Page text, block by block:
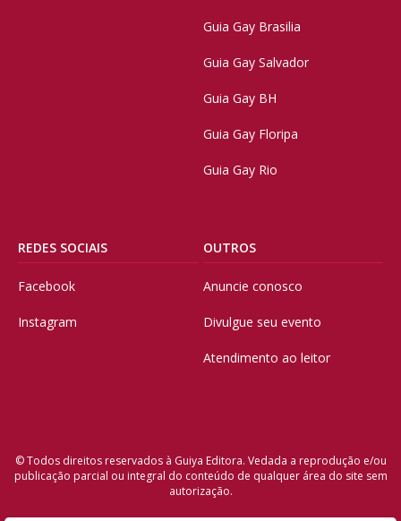
Guia Gay Brasilia
Guia Gay Salvador
Guia Gay BH
Guia Gay Floripa
Guia Gay Rio
REDES SOCIAIS
Facebook
Instagram
OUTROS
Anuncie conosco
Divulgue seu evento
Atendimento ao leitor
© Todos direitos reservados à Guiya Editora. Vedada a reprodução e/ou
publicação parcial ou integral do conteúdo de qualquer área do site sem
autorização.